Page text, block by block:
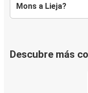
Mons a Lieja?
Descubre más